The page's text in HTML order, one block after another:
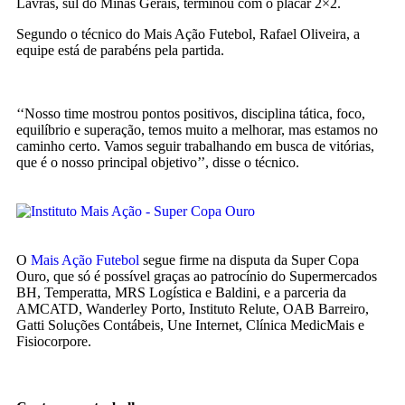
Lavras, sul do Minas Gerais, terminou com o placar 2×2.
Segundo o técnico do Mais Ação Futebol, Rafael Oliveira, a
equipe está de parabéns pela partida.
‘‘Nosso time mostrou pontos positivos, disciplina tática, foco,
equilíbrio e superação, temos muito a melhorar, mas estamos no
caminho certo. Vamos seguir trabalhando em busca de vitórias,
que é o nosso principal objetivo’’, disse o técnico.
O Mais Ação Futebol segue firme na disputa da Super Copa
Ouro, que só é possível graças ao patrocínio do Supermercados
BH, Temperatta, MRS Logística e Baldini, e a parceria da
AMCATD, Wanderley Porto, Instituto Relute, OAB Barreiro,
Gatti Soluções Contábeis, Une Internet, Clínica MedicMais e
Fisiocorpore.